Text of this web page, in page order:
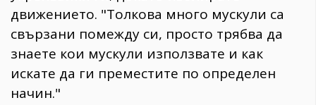
движението. "Толкова много мускули са
свързани помежду си, просто трябва да
знаете кои мускули използвате и как
искате да ги преместите по определен
начин."